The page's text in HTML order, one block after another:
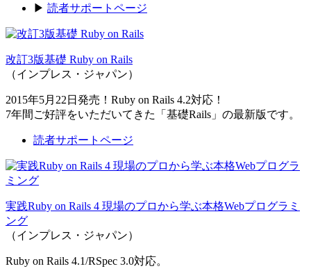
▶ 読者サポートページ
改訂3版基礎 Ruby on Rails
（インプレス・ジャパン）
2015年5月22日発売！Ruby on Rails 4.2対応！
7年間ご好評をいただいてきた「基礎Rails」の最新版です。
読者サポートページ
実践Ruby on Rails 4 現場のプロから学ぶ本格Webプログラミ
ング
（インプレス・ジャパン）
Ruby on Rails 4.1/RSpec 3.0対応。